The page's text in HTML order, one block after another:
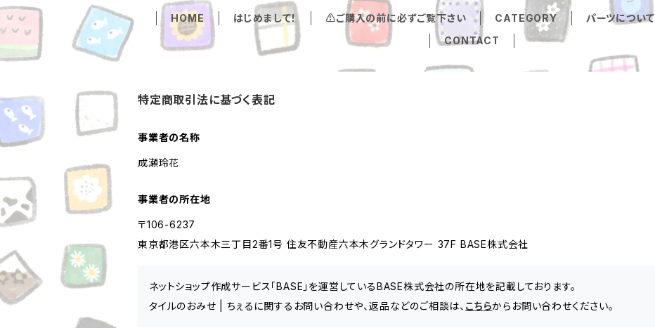
HOME はじめまして！ ⚠️ご購入の前に必ずご覧下さい CATEGORY パーツについて
CONTACT
特定商取引法に基づく表記
事業者の名称
成瀬玲花
事業者の所在地
〒106-6237
東京都港区六本木三丁目2番1号 住友不動産六本木グランドタワー 37F BASE株式会社
ネットショップ作成サービス「BASE」を運営しているBASE株式会社の所在地を記載しております。
タイルのおみせ | ちぇるに関するお問い合わせや、返品などのご相談は、 こちらからお問い合わせください。